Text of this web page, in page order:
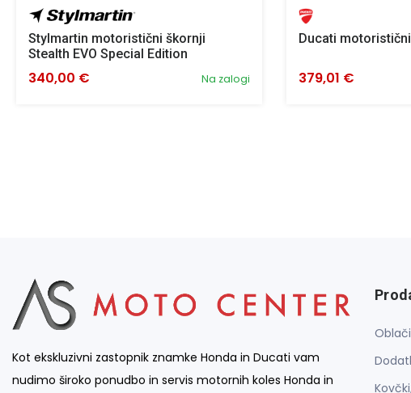
Stylmartin motoristični škornji
Stealth EVO Special Edition
Na zalogi
340,00 €
Ducati motoristični
379,01 €
Kot ekskluzivni zastopnik znamke Honda in Ducati vam
nudimo široko ponudbo in servis motornih koles Honda in